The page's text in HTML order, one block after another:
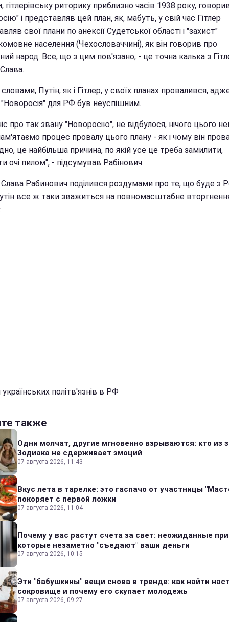
гітлерівську риторику приблизно часів 1938 року,
і представляв цей план, як, мабуть, у свій час Гітлер
свої плани по анексії Судетської області і "захист"
населення (Чехословаччині), як він говорив про
народ. Все, що з цим пов'язано, - це точна калька з
Путін, як і Гітлер, у своїх планах провалився,
для РФ був неуспішним.
про так звану "Новоросію", не відбулося, нічого цього
процес провалу цього плану - як і чому він
це найбільша причина, по якій усе це треба замилити,
очі пилом", - підсумував Рабінович.
Рабинович поділився роздумами про те, що буде з
все ж таки зважиться на повномасштабне
українських політв'язнів в РФ
также
Одни молчат, другие мгновенно взрываются: кто из
Зодиака не сдерживает эмоций
07 августа 2026, 11:43
Вкус лета в тарелке: это гаспачо от участницы
покоряет с первой ложки
07 августа 2026, 11:04
Почему у вас растут счета за свет: неожиданные
которые незаметно "съедают" ваши деньги
07 августа 2026, 10:15
Эти "бабушкины" вещи снова в тренде: как найти
сокровище и почему его скупает молодежь
07 августа 2026, 09:27